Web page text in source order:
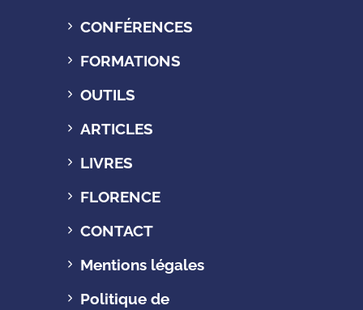
CONFÉRENCES
FORMATIONS
OUTILS
ARTICLES
LIVRES
FLORENCE
CONTACT
Mentions légales
Politique de